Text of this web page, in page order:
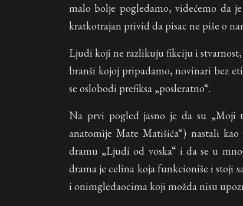
malo bolje pogledamo, videćemo da
kratkotrajan privid da pisac ne piše o
Ljudi koji ne razlikuju fikciju i
branši kojoj pripadamo, novinari bez
se oslobodi prefiksa „posleratno“.
Na prvi pogled jasno je da su „Moji
anatomije Mate Matišića“) nastali
dramu „Ljudi od voska“ i da se u
drama je celina koja funkcioniše i stoji
i onimgledaocima koji možda nisu